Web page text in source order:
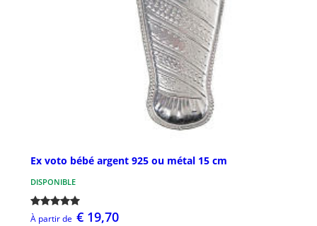
Ex voto bébé argent 925 ou métal 15 cm
DISPONIBLE
À partir de € 19,70